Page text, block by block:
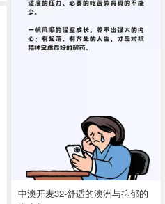
中澳开麦32-舒适的澳洲与抑郁的